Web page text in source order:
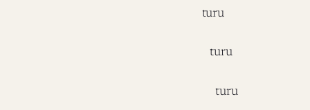
turu
turu
turu